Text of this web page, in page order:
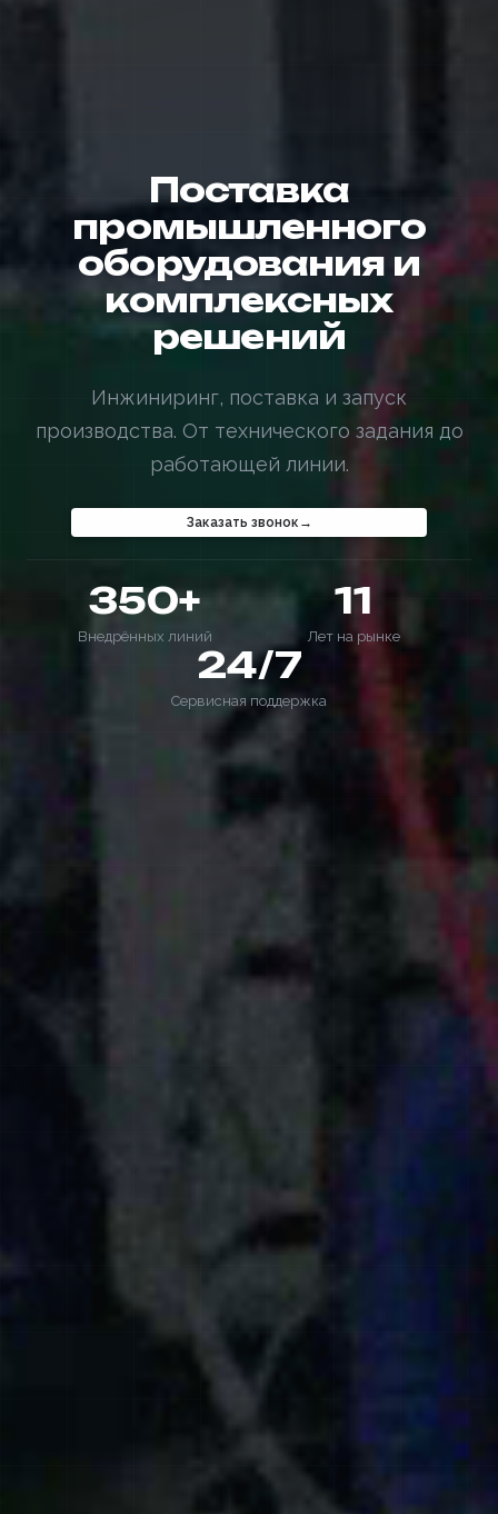
Поставка
промышленного
оборудования и
комплексных
решений
Инжиниринг, поставка и запуск
производства. От технического задания до
работающей линии.
Заказать звонок
350+
Внедрённых линий
11
Лет на рынке
24/7
Сервисная поддержка